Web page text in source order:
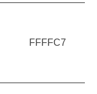
FFFFC7